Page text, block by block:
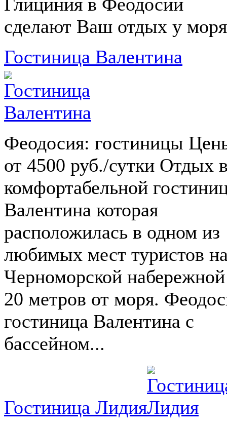
сделают Ваш отдых у
Гостиница Валентина
Феодосия: гостиницы
от 4500 руб./сутки Отдых
комфортабельной
Валентина которая
расположилась в одном из
любимых мест туристов
Черноморской
20 метров от моря.
гостиница Валентина с
бассейном...
Гостиница Лидия